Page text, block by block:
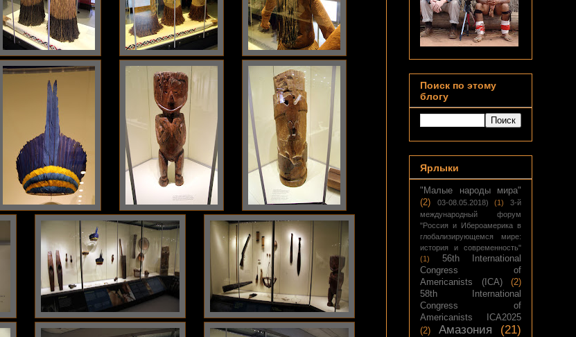
Поиск по этому
блогу
Ярлыки
"Малые народы мира"
(2)
03-08.05.2018) (1)
3-й
международный форум
"Россия и Ибероамерика в
глобализирующемся мире:
история и современность"
(1)
56th International
Congress of
Americanists (ICA)
(2)
58th International
Congress of
Americanists ICA2025
(2)
Амазония (21)